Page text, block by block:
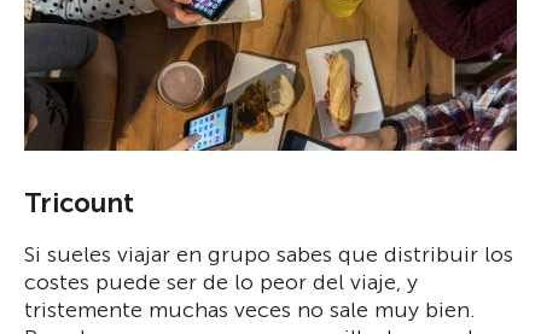
Tricount
Si sueles viajar en grupo sabes que distribuir los
costes puede ser de lo peor del viaje, y
tristemente muchas veces no sale muy bien.